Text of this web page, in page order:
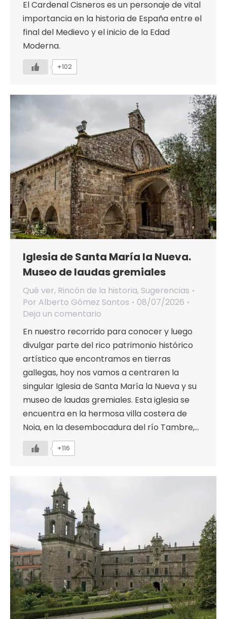
El Cardenal Cisneros es un personaje de vital
importancia en la historia de España entre el
final del Medievo y el inicio de la Edad
Moderna.
+102
Iglesia de Santa María la Nueva.
Museo de laudas gremiales
Qué ver, Rincón de la historia, Sugerencias
Por Alberto Gómez Santos
08/07/2026
Deja un comentario
En nuestro recorrido para conocer y luego
divulgar parte del rico patrimonio histórico
artístico que encontramos en tierras
gallegas, hoy nos vamos a centraren la
singular Iglesia de Santa María la Nueva y su
museo de laudas gremiales. Esta iglesia se
encuentra en la hermosa villa costera de
Noia, en la desembocadura del río Tambre,…
+116